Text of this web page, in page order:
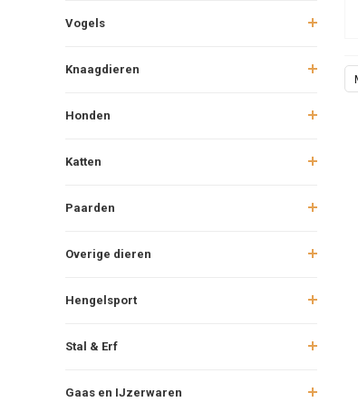
Vogels
Knaagdieren
Honden
Katten
Paarden
Overige dieren
Hengelsport
Stal & Erf
Gaas en IJzerwaren